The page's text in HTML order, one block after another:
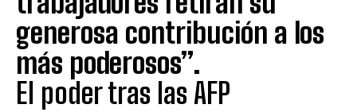
generosa contribución a los
más poderosos”.
El poder tras las AFP